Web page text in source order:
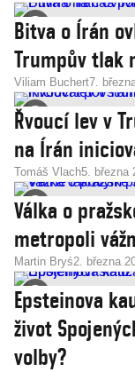
Bitva o Írán
Trumpův tlak
Viliam Buchert7.
Řvoucí lev v
na Írán
Tomáš Vlach5. března
Válka o
metropoli
Martin Bryś2. března
Epsteinova
život
volby?